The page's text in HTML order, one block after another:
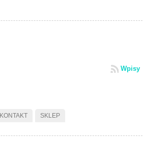
Wpisy
KONTAKT
SKLEP